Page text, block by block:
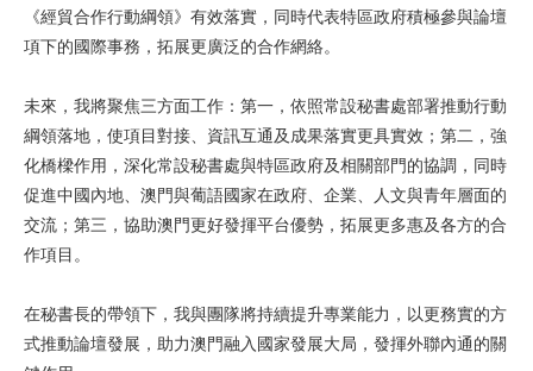
《經貿合作行動綱領》有效落實，同時代表特區政府積極參與論壇
項下的國際事務，拓展更廣泛的合作網絡。
未來，我將聚焦三方面工作：第一，依照常設秘書處部署推動行動
綱領落地，使項目對接、資訊互通及成果落實更具實效；第二，強
化橋樑作用，深化常設秘書處與特區政府及相關部門的協調，同時
促進中國內地、澳門與葡語國家在政府、企業、人文與青年層面的
交流；第三，協助澳門更好發揮平台優勢，拓展更多惠及各方的合
作項目。
在秘書長的帶領下，我與團隊將持續提升專業能力，以更務實的方
式推動論壇發展，助力澳門融入國家發展大局，發揮外聯內通的關